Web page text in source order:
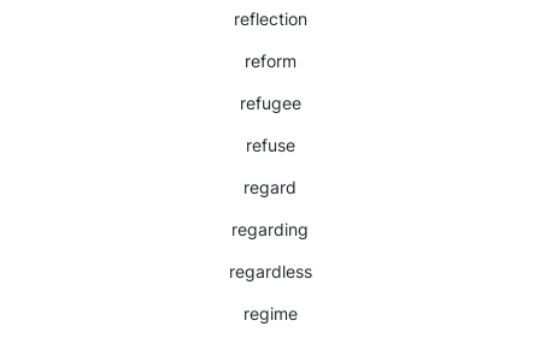
reflection
reform
refugee
refuse
regard
regarding
regardless
regime